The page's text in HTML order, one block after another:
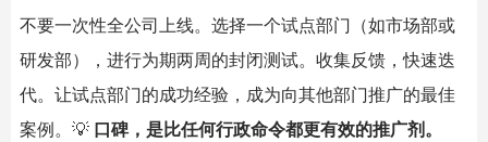
不要一次性全公司上线。选择一个试点部门（如市场部或
研发部），进行为期两周的封闭测试。收集反馈，快速迭
代。让试点部门的成功经验，成为向其他部门推广的最佳
案例。💡 口碑，是比任何行政命令都更有效的推广剂。